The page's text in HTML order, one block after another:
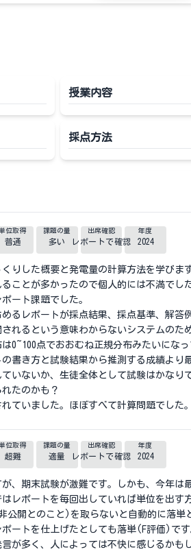
授業内容
採点方法
位取得
普通
課題の量
多い
出席確認
レポートで確認
年度
2024
りした概要と発電量の計算方法を学びま
ことが多かったので個人的には不満でし
ート課題でした。
るレポートが採点結果、採点基準、解答
れるという意味わからないシステムのた
0~100点でおおむね正規分布みたいになっ
書き方と試験結果から推測する成績より
いないか、生徒全体として試験はかなり
たのかも？
ていました。ほぼすべて計算問題でした。
位取得
超難
課題の量
適量
出席確認
レポートで確認
年度
2024
、期末試験が激難です。しかも、今年は
レポートを毎回出していれば単位を出す
公開とのこと)を取らないと自動的に落単
ポートを仕上げたとしても落単(F評価)で
が多く、人によっては不快に感じるかも